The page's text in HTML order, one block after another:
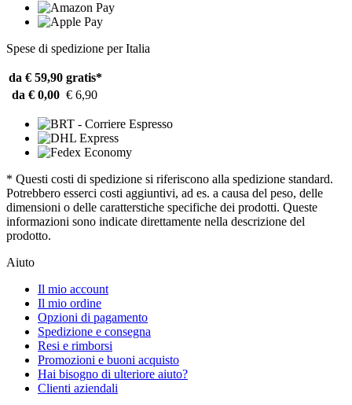
Spese di spedizione per Italia
da € 59,90 gratis*
da € 0,00 € 6,90
* Questi costi di spedizione si riferiscono alla spedizione standard.
Potrebbero esserci costi aggiuntivi, ad es. a causa del peso, delle
dimensioni o delle caratterstiche specifiche dei prodotti. Queste
informazioni sono indicate direttamente nella descrizione del
prodotto.
Aiuto
Il mio account
Il mio ordine
Opzioni di pagamento
Spedizione e consegna
Resi e rimborsi
Promozioni e buoni acquisto
Hai bisogno di ulteriore aiuto?
Clienti aziendali